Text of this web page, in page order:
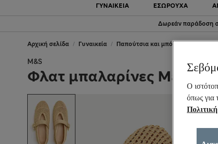
ΓΥΝΑΙΚΕΊΑ ΕΣΏΡΟΥΧΑ
Δωρεάν παράδοση
Αρχική σελίδα Γυναικεία Παπούτσια και μπότες
M&S
Φλατ μπαλαρίνες Mary
Ο
όπως για